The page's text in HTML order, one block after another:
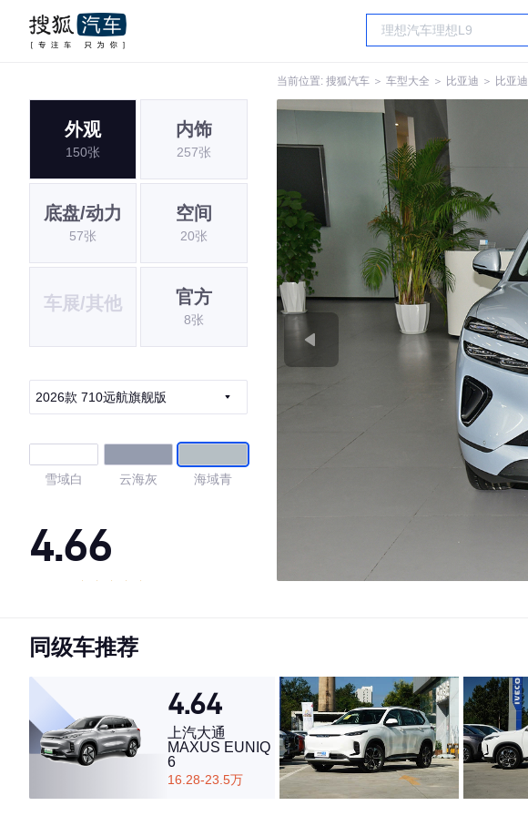
当前位置: 搜狐汽车 ＞ 车型大全 ＞ 比亚迪 ＞ 比亚迪
外观
150张
内饰
257张
底盘/动力
57张
空间
20张
车展/其他 官方
8张
2026款 710远航旗舰版
雪域白 云海灰 海域青
4.66
·内饰表现较为优秀，优于50%同级车
·空间表现一般，低于61%同级车
同级车推荐
4.64
上汽大通
MAXUS EUNIQ
6
16.28-23.5万